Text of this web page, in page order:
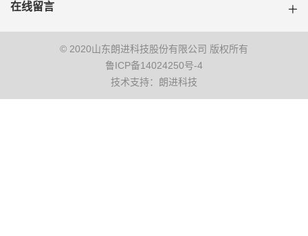
在线留言
© 2020山东朗进科技股份有限公司 版权所有
鲁ICP备14024250号-4
技术支持：朗进科技